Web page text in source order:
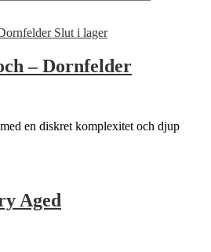
Slut i lager
– Dornfelder
en diskret komplexitet och djup
Aged